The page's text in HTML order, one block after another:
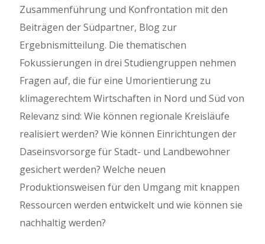
Zusammenführung und Konfrontation mit den
Beiträgen der Südpartner, Blog zur
Ergebnismitteilung. Die thematischen
Fokussierungen in drei Studiengruppen nehmen
Fragen auf, die für eine Umorientierung zu
klimagerechtem Wirtschaften in Nord und Süd von
Relevanz sind: Wie können regionale Kreisläufe
realisiert werden? Wie können Einrichtungen der
Daseinsvorsorge für Stadt- und Landbewohner
gesichert werden? Welche neuen
Produktionsweisen für den Umgang mit knappen
Ressourcen werden entwickelt und wie können sie
nachhaltig werden?